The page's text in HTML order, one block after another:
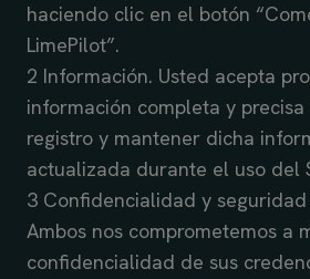
haciendo clic en el botón
LimePilot”.
2 Información. Usted acepta
información completa y
registro y mantener dicha
actualizada durante el uso del
3 Confidencialidad y
Ambos nos comprometemos a
confidencialidad de sus